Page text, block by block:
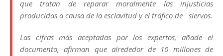
que tratan de reparar moralmente las injusticias
producidas a causa de la esclavitud y el tráfico de siervos.
Las cifras más aceptadas por los expertos, añade el
documento, afirman que alrededor de 10 millones de